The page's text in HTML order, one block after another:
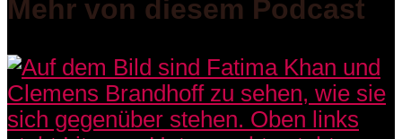
Mehr von diesem Podcast